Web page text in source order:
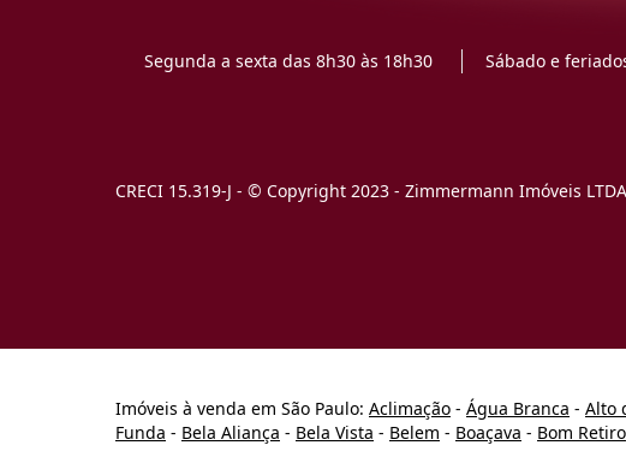
Segunda a sexta das 8h30 às 18h30 Sábado e
CRECI 15.319-J - © Copyright 2023 - Zimmermann Imóveis
Imóveis à venda em São Paulo: Aclimação - Água Branca - Alto
Funda - Bela Aliança - Bela Vista - Belem - Boaçava - Bom Retiro